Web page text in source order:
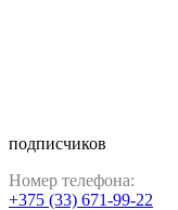
подписчиков
Номер телефона:
+375 (33) 671-99-22